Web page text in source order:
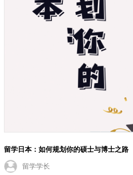
留学日本：如何规划你的硕士与博士之路
留学学长